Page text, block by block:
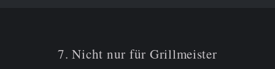
7. Nicht nur für Grillmeister